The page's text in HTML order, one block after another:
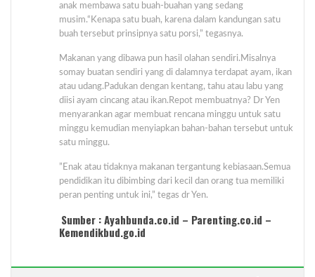
anak membawa satu buah-buahan yang sedang
musim.“Kenapa satu buah, karena dalam kandungan satu
buah tersebut prinsipnya satu porsi,” tegasnya.
Makanan yang dibawa pun hasil olahan sendiri.Misalnya
somay buatan sendiri yang di dalamnya terdapat ayam, ikan
atau udang.Padukan dengan kentang, tahu atau labu yang
diisi ayam cincang atau ikan.Repot membuatnya? Dr Yen
menyarankan agar membuat rencana minggu untuk satu
minggu kemudian menyiapkan bahan-bahan tersebut untuk
satu minggu.
”Enak atau tidaknya makanan tergantung kebiasaan.Semua
pendidikan itu dibimbing dari kecil dan orang tua memiliki
peran penting untuk ini,” tegas dr Yen.
Sumber : Ayahbunda.co.id – Parenting.co.id –
Kemendikbud.go.id